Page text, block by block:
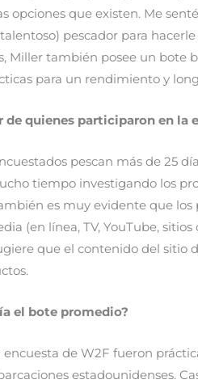
opciones que existen. Me
pescador para
Miller también posee un bote
para un rendimiento y
de quienes participaron en la
pescan más de 25
tiempo investigando los
es muy evidente que
(en línea, TV, YouTube,
que el contenido del sitio
el bote promedio?
encuesta de W2F fueron
estadounidenses.